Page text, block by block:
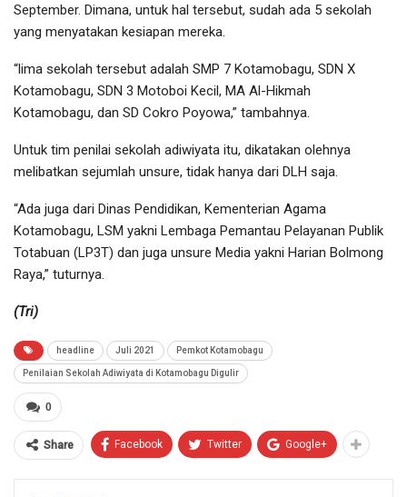
September. Dimana, untuk hal tersebut, sudah ada 5 sekolah
yang menyatakan kesiapan mereka.
“lima sekolah tersebut adalah SMP 7 Kotamobagu, SDN X
Kotamobagu, SDN 3 Motoboi Kecil, MA Al-Hikmah
Kotamobagu, dan SD Cokro Poyowa,” tambahnya.
Untuk tim penilai sekolah adiwiyata itu, dikatakan olehnya
melibatkan sejumlah unsure, tidak hanya dari DLH saja.
“Ada juga dari Dinas Pendidikan, Kementerian Agama
Kotamobagu, LSM yakni Lembaga Pemantau Pelayanan Publik
Totabuan (LP3T) dan juga unsure Media yakni Harian Bolmong
Raya,” tuturnya.
(Tri)
headline Juli 2021 Pemkot Kotamobagu
Penilaian Sekolah Adiwiyata di Kotamobagu Digulir
0
Share Facebook Twitter Google+